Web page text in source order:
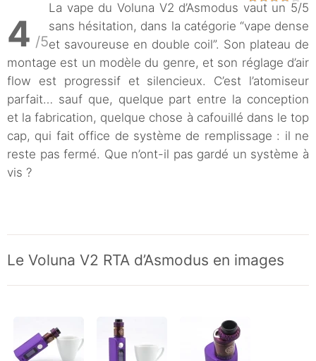
4 /5
La vape du Voluna V2 d’Asmodus vaut un 5/5
sans hésitation, dans la catégorie “vape dense
et savoureuse en double coil”. Son plateau de
montage est un modèle du genre, et son réglage d’air
flow est progressif et silencieux. C’est l’atomiseur
parfait… sauf que, quelque part entre la conception
et la fabrication, quelque chose à cafouillé dans le top
cap, qui fait office de système de remplissage : il ne
reste pas fermé. Que n’ont-il pas gardé un système à
vis ?
Le Voluna V2 RTA d’Asmodus en images